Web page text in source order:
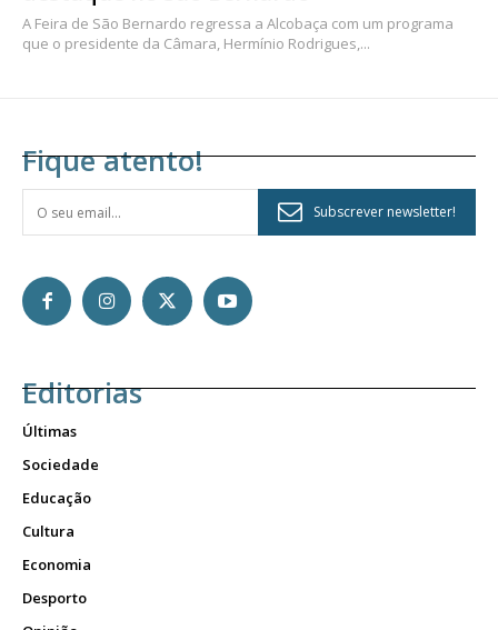
A Feira de São Bernardo regressa a Alcobaça com um programa
que o presidente da Câmara, Hermínio Rodrigues,...
Fique atento!
Subscrever newsletter!
Editorias
Últimas
Sociedade
Educação
Cultura
Economia
Desporto